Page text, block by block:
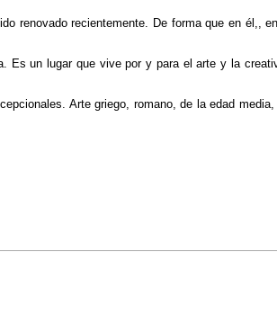
renovado recientemente. De forma que en él,,
Es un lugar que vive por y para el arte y la
Arte griego, romano, de la edad